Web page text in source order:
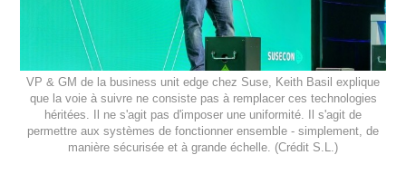
VP & GM de la business unit edge chez Suse, Keith Basil explique
que la voie à suivre ne consiste pas à remplacer ces technologies
héritées. Il ne s'agit pas d'imposer une uniformité. Il s'agit de
permettre aux systèmes de fonctionner ensemble - simplement, de
manière sécurisée et à grande échelle. (Crédit S.L.)